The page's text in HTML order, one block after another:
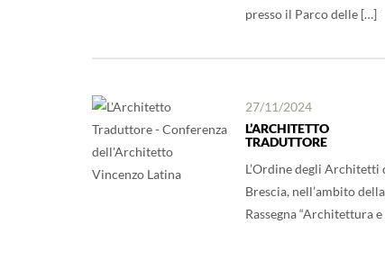
presso il Parco delle […]
27/11/2024
L’ARCHITETTO
TRADUTTORE
L’Ordine degli Architetti
Brescia, nell’ambito della
Rassegna “Architettura